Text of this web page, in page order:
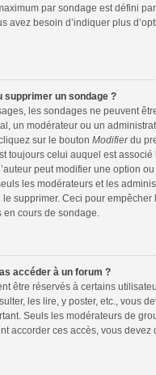
par sondage est défini par
avez besoin d’indiquer plus
supprimer un sondage ?
les sondages ne peuvent
un modérateur ou un
sur le bouton Modifierdu
toujours celui auquel est
peut modifier une option
les modérateurs et les
supprimer. Ceci pour empêcher
en cours de sondage.
accéder à un forum ?
être réservés à certains
les lire, y poster, etc., vous
Seuls les modérateurs de
accorder ces accès, vous devez